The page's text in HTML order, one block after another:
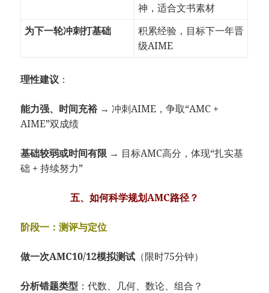
神，适合文书素材
为下一轮冲刺打基础
积累经验，目标下一年晋
级AIME
理性建议 ：
能力强、时间充裕→ 冲刺AIME，争取“AMC +
AIME”双成绩
基础较弱或时间有限 → 目标AMC高分，体现“扎实基
础 + 持续努力”
五、如何科学规划AMC路径？
阶段一：测评与定位
做一次AMC10/12模拟测试 （限时75分钟）
分析错题类型 ：代数、几何、数论、组合？